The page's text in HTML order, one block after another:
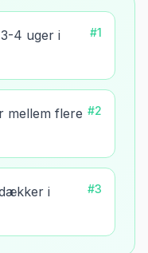
4 uger i
#1
mellem flere #2
i
#3